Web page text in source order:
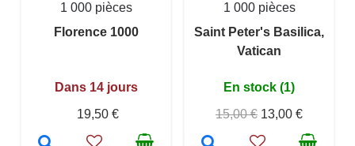
1 000 pièces
Florence 1000
Dans 14 jours
19,50 €
1 000 pièces
Saint Peter's Basilica,
Vatican
En stock (1)
15,00 € 13,00 €